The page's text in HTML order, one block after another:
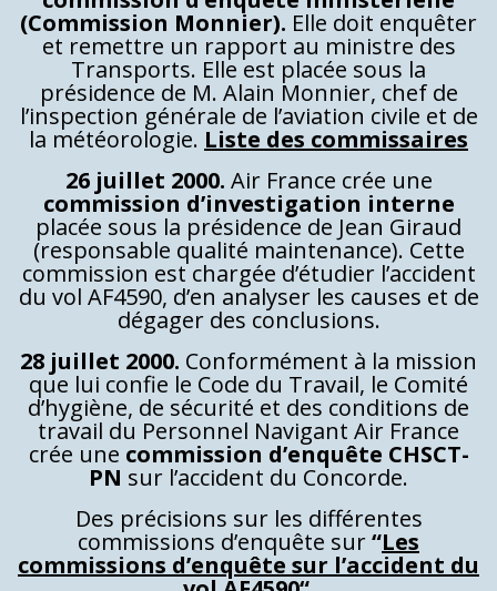
(Commission Monnier). Elle doit enquêter
et remettre un rapport au ministre des
Transports. Elle est placée sous la
présidence de M. Alain Monnier, chef de
l’inspection générale de l’aviation civile et de
la météorologie. Liste des commissaires
26 juillet 2000. Air France crée une
commission d’investigation interne
placée sous la présidence de Jean Giraud
(responsable qualité maintenance). Cette
commission est chargée d’étudier l’accident
du vol AF4590, d’en analyser les causes et de
dégager des conclusions.
28 juillet 2000. Conformément à la mission
que lui confie le Code du Travail, le Comité
d’hygiène, de sécurité et des conditions de
travail du Personnel Navigant Air France
crée une commission d’enquête CHSCT-
PN sur l’accident du Concorde.
Des précisions sur les différentes
commissions d’enquête sur“Les
commissions d’enquête sur l’accident du